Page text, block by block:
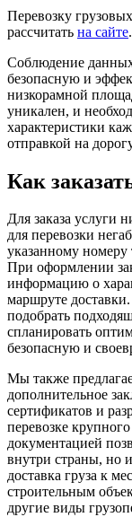
Перевозку
рассчитать на сайте.
Соблюдение данных
безопасную и
низкорамной
уникален, и
характеристики
отправкой на
Как
Для заказа услуги
для перевозки
указанному номеру
При оформлении
информацию о
маршруте
подобрать
спланировать
безопасную и
Мы также
дополнительное
сертификатов и
перевозке
документацией
внутри страны, но
доставка груза к
строительным
другие виды